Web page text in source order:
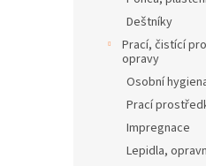
Deštníky
Prací, čistící
opravy
Osobní
Prací
Impregnace
Lepidla,